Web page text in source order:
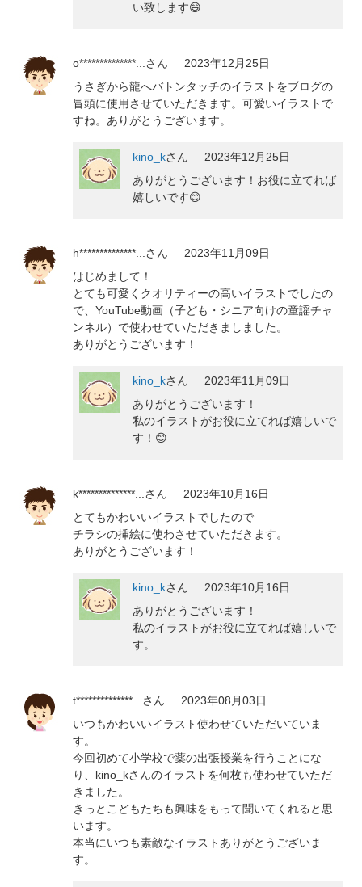
い致します😄
o**************...さん
2023年12月25日
うさぎから龍へバトンタッチのイラストをブログの
冒頭に使用させていただきます。可愛いイラストで
すね。ありがとうございます。
kino_kさん
2023年12月25日
ありがとうございます！お役に立てれば
嬉しいです😊
h**************...さん
2023年11月09日
はじめまして！
とても可愛くクオリティーの高いイラストでしたの
で、YouTube動画（子ども・シニア向けの童謡チャ
ンネル）で使わせていただきましました。
ありがとうございます！
kino_kさん
2023年11月09日
ありがとうございます！
私のイラストがお役に立てれば嬉しいで
す！😊
k**************...さん
2023年10月16日
とてもかわいいイラストでしたので
チラシの挿絵に使わさせていただきます。
ありがとうございます！
kino_kさん
2023年10月16日
ありがとうございます！
私のイラストがお役に立てれば嬉しいで
す。
t**************...さん
2023年08月03日
いつもかわいいイラスト使わせていただいていま
す。
今回初めて小学校で薬の出張授業を行うことにな
り、kino_kさんのイラストを何枚も使わせていただ
きました。
きっとこどもたちも興味をもって聞いてくれると思
います。
本当にいつも素敵なイラストありがとうございま
す。